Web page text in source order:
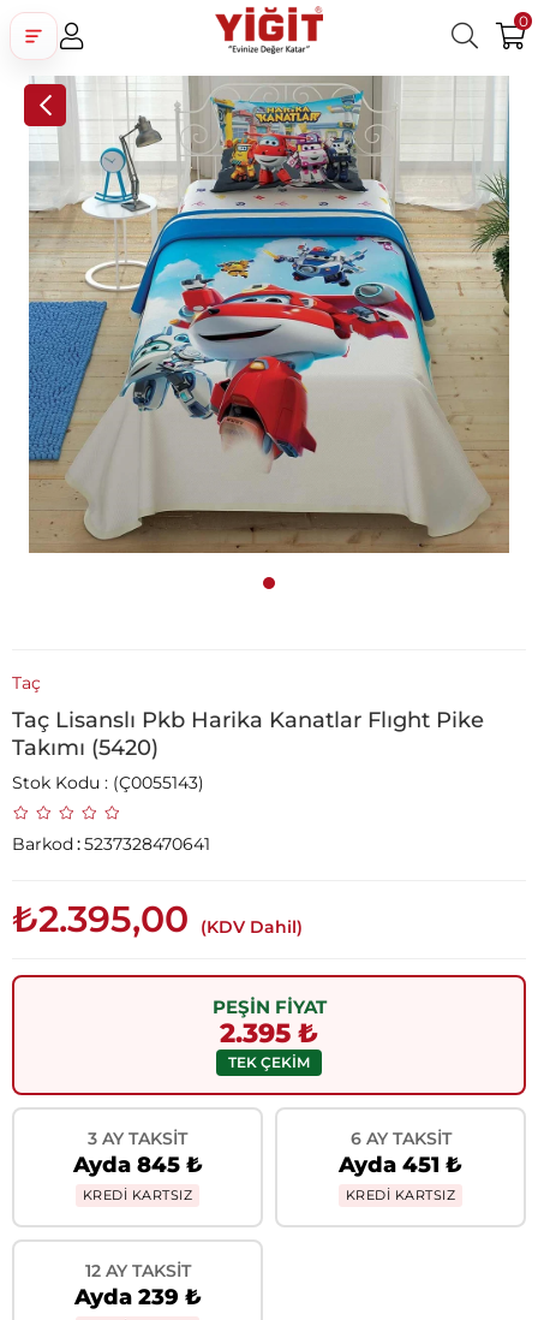
0
Üye Ol Facebook İle Bağlan
Google İle Bağlan
Taç
Taç Lisanslı Pkb Harika Kanatlar Flıght Pike
Takımı (5420)
Stok Kodu (Ç0055143)
Barkod:5237328470641
₺2.395,00 (KDV Dahil)
PEŞİN FİYAT
2.395 ₺
TEK ÇEKİM
3 AY TAKSIT
Ayda 845 ₺
KREDİ KARTSIZ
6 AY TAKSIT
Ayda 451 ₺
KREDİ KARTSIZ
12 AY TAKSIT
Ayda 239 ₺